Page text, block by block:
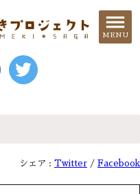
シェア : Twitter Facebook
MENU